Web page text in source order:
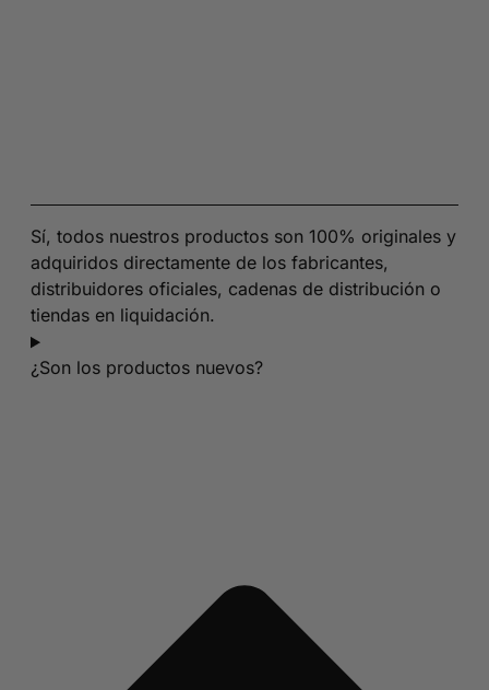
Sí, todos nuestros productos son 100% originales y
adquiridos directamente de los fabricantes,
distribuidores oficiales, cadenas de distribución o
tiendas en liquidación.
¿Son los productos nuevos?